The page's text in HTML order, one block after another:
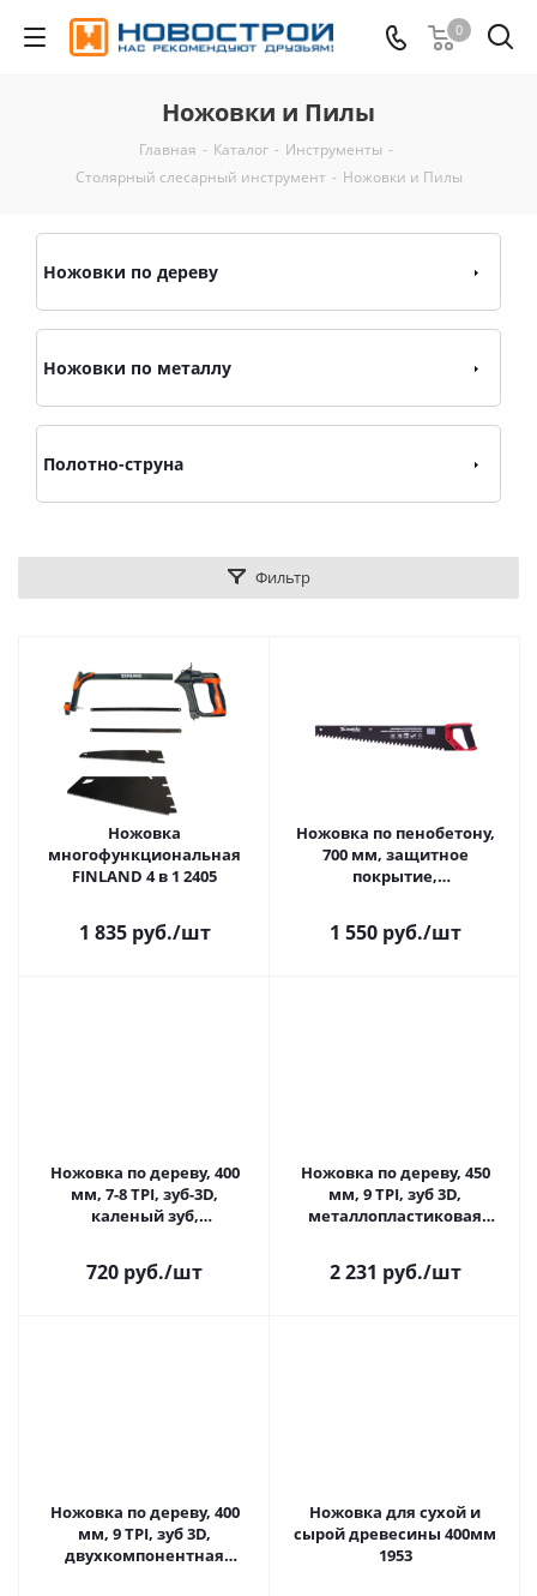
0
Ножовки и Пилы
Главная - Каталог - Инструменты -
Столярный слесарный инструмент - Ножовки и Пилы
Ножовки по дереву
Ножовки по металлу
Полотно-струна
Фильтр
Ножовка
многофункциональная
FINLAND 4 в 1 2405
1 835 руб./шт
Ножовка по пенобетону,
700 мм, защитное
покрытие,
на зубья,
двухкомпонентная
1 550 руб./шт
Ножовка по дереву, 400
мм, 7-8 TPI, зуб-3D,
каленый зуб,
рукоятка Matrix
720 руб./шт
Ножовка по дереву, 450
мм, 9 TPI, зуб 3D,
металлопластиковая
2 231 руб./шт
Ножовка по дереву, 400
мм, 9 TPI, зуб 3D,
двухкомпонентная
Ножовка для сухой и
сырой древесины 400мм
1953